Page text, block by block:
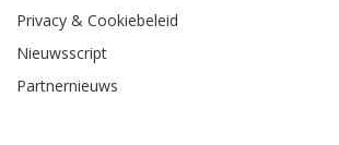
Privacy & Cookiebeleid
Nieuwsscript
Partnernieuws